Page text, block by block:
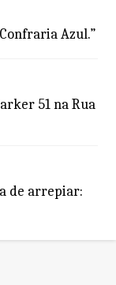
Azul.”
51 na Rua
de arrepiar: